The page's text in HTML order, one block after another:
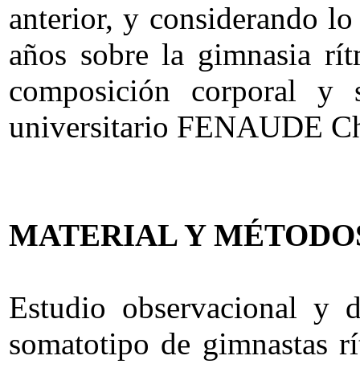
anterior, y considerando
años sobre la gimnasia
composición corporal y
universitario FENAUDE
MATERIAL Y
Estudio observacional y
somatotipo de gimnastas